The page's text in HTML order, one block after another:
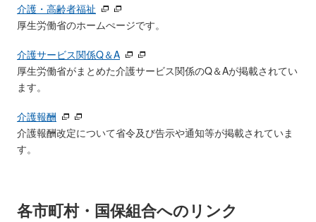
介護・高齢者福祉
厚生労働省のホームぺージです。
介護サービス関係Q＆A
厚生労働省がまとめた介護サービス関係のQ＆Aが掲載されてい
ます。
介護報酬
介護報酬改定について省令及び告示や通知等が掲載されていま
す。
各市町村・国保組合へのリンク